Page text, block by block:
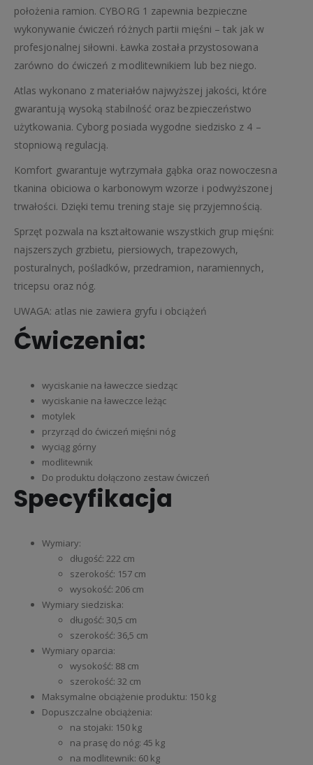
położenia ramion. CYBORG 1 zapewnia bezpieczne
wykonywanie ćwiczeń różnych partii mięśni – tak jak w
profesjonalnej siłowni. Ławka została przystosowana
zarówno do ćwiczeń z modlitewnikiem lub bez niego.
Atlas wykonano z materiałów najwyższej jakości, które
gwarantują wysoką stabilność oraz bezpieczeństwo
użytkowania. Cyborg posiada wygodne siedzisko z 4 –
stopniową regulacją.
Komfort gwarantuje wytrzymała gąbka oraz nowoczesna
tkanina obiciowa o karbonowym wzorze i podwyższonej
trwałości. Dzięki temu trening staje się przyjemnością.
Sprzęt pozwala na kształtowanie wszystkich grup mięśni:
najszerszych grzbietu, piersiowych, trapezowych,
posturalnych, pośladków, przedramion, naramiennych,
tricepsu oraz nóg.
UWAGA: atlas nie zawiera gryfu i obciążeń
Ćwiczenia:
wyciskanie na ławeczce siedząc
wyciskanie na ławeczce leżąc
motylek
przyrząd do ćwiczeń mięśni nóg
wyciąg górny
modlitewnik
Do produktu dołączono zestaw ćwiczeń
Specyfikacja
Wymiary:
długość: 222 cm
szerokość: 157 cm
wysokość: 206 cm
Wymiary siedziska:
długość: 30,5 cm
szerokość: 36,5 cm
Wymiary oparcia:
wysokość: 88 cm
szerokość: 32 cm
Maksymalne obciążenie produktu: 150 kg
Dopuszczalne obciążenia:
na stojaki: 150 kg
na prasę do nóg: 45 kg
na modlitewnik: 60 kg